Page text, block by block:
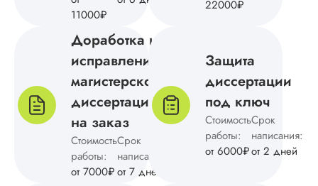
11000₽
22000₽
Доработка и
исправление
магистерской
диссертации
на заказ
Стоимость
работы:
от 7000₽
Срок
написания:
от 7 дней
Защита
диссертации
под ключ
Стоимость
работы:
от 6000₽
Срок
написания:
от 2 дней
пришлось
Ольга Н.
Вид работы:
Магистерские